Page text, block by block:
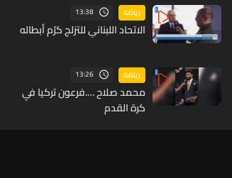
رياضة 13:38
الاتحاد اللبناني للتزلج كرّم أبطاله
رياضة 13:26
محمد صلاح ….فرعون تركيا في
كرة القدم